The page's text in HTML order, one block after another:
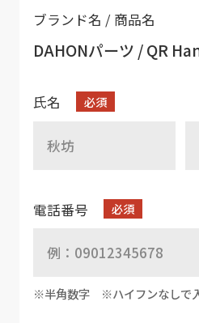
ブランド名 / 商品名
DAHONパーツ / QR
氏名
電話番号
※半角数字 ※ハイフンなしで